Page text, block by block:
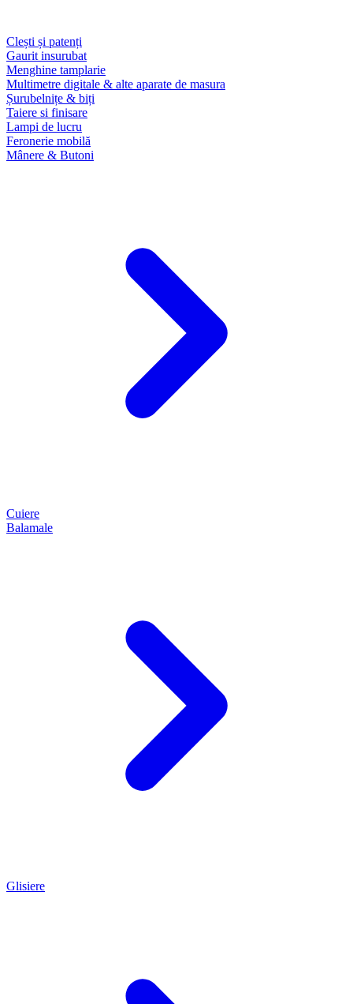
Clești și patenți
Gaurit insurubat
Menghine tamplarie
Multimetre digitale & alte aparate de masura
Șurubelnițe & biți
Taiere si finisare
Lampi de lucru
Feronerie mobilă
Mânere & Butoni
Cuiere
Balamale
Glisiere